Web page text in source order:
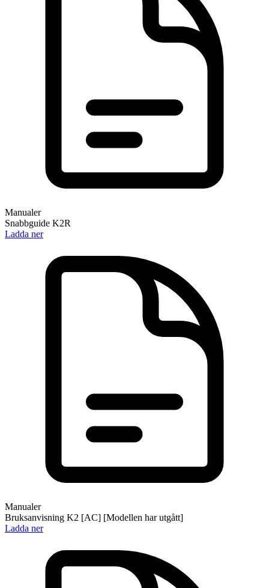
Manualer
Snabbguide K2R
Ladda ner
Manualer
Bruksanvisning K2 [AC] [Modellen har utgått]
Ladda ner